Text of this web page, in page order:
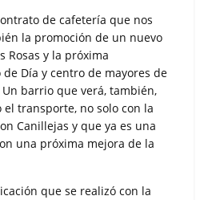
de cafetería que nos
la promoción de un nuevo
Rosas y la próxima
Día y centro de mayores de
Un barrio que verá, también,
transporte, no solo con la
Canillejas y que ya es una
una próxima mejora de la
que se realizó con la